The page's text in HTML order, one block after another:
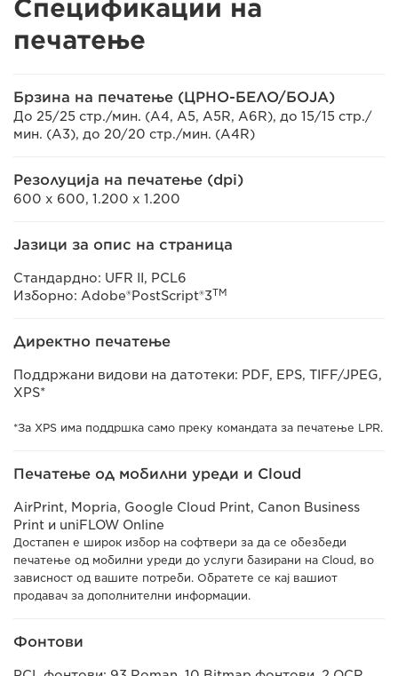
Спецификации на
печатење
Брзина на печатење (ЦРНО-БЕЛО/БОЈА)
До 25/25 стр./мин. (A4, A5, A5R, A6R), до 15/15 стр./
мин. (A3), до 20/20 стр./мин. (A4R)
Резолуција на печатење (dpi)
600 x 600, 1.200 x 1.200
Јазици за опис на страница
Стандардно: UFR II, PCL6
Изборно: Adobe®PostScript®3TM
Директно печатење
Поддржани видови на датотеки: PDF, EPS, TIFF/JPEG,
XPS*
*За XPS има поддршка само преку командата за печатење LPR.
Печатење од мобилни уреди и Cloud
AirPrint, Mopria, Google Cloud Print, Canon Business
Print и uniFLOW Online
Достапен е широк избор на софтвери за да се обезбеди
печатење од мобилни уреди до услуги базирани на Cloud, во
зависност од вашите потреби. Обратете се кај вашиот
продавач за дополнителни информации.
Фонтови